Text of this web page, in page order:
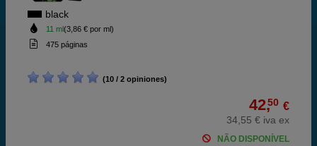
black
11 ml(3,86 € por ml)
475 páginas
(10 / 2 opiniones)
42,50 €
34,55 € iva ex
NÃO DISPONÍVEL